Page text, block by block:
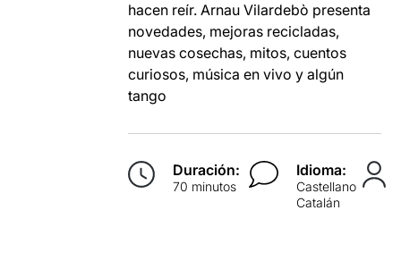
hacen reír. Arnau Vilardebò presenta
novedades, mejoras recicladas,
nuevas cosechas, mitos, cuentos
curiosos, música en vivo y algún
tango
Duración:
70 minutos
Idioma:
Castellano
Catalán